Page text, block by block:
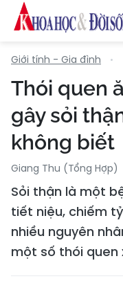
Giới tính - Gia đình
Thói quen
gây sỏi
không biết
Giang Thu (Tổng Hợp)
Sỏi thận là một
tiết niệu, chiếm
nhiều nguyên
một số thói quen